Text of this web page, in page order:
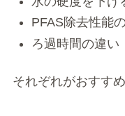
PFAS除去性能
ろ過時間の違い
それぞれがおすす